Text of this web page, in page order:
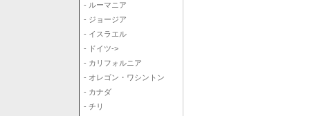
- ルーマニア
- ジョージア
- イスラエル
- ドイツ->
- カリフォルニア
- オレゴン・ワシントン
- カナダ
- チリ